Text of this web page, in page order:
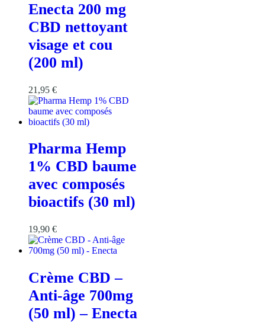
Enecta 200 mg
CBD nettoyant
visage et cou
(200 ml)
21,95 €
Pharma Hemp
1% CBD baume
avec composés
bioactifs (30 ml)
19,90 €
Crème CBD –
Anti-âge 700mg
(50 ml) – Enecta